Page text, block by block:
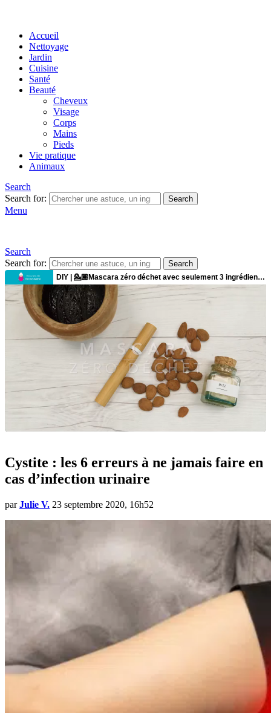
Accueil
Nettoyage
Jardin
Cuisine
Santé
Beauté
Cheveux
Visage
Corps
Mains
Pieds
Vie pratique
Animaux
Search
Search for:
Search
Menu
Search
Search for:
Search
Cystite : les 6 erreurs à ne jamais faire en
cas d’infection urinaire
par Julie V. 23 septembre 2020, 16h52